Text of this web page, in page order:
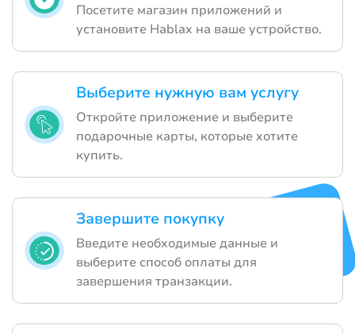
Посетите магазин приложений и
установите Hablax на ваше устройство.
Выберите нужную вам услугу
Откройте приложение и выберите
подарочные карты, которые хотите
купить.
Завершите покупку
Введите необходимые данные и
выберите способ оплаты для
завершения транзакции.